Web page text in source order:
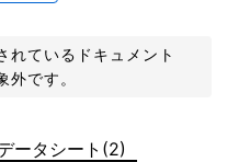
れているドキュメント
です。
ータシート(2)